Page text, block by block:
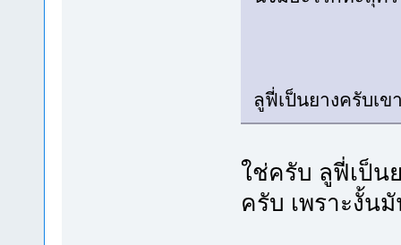
ลูฟี่เป็นยางครับเ
ใช่ครับ ลูฟี่เป็น
ครับ เพราะงั้น